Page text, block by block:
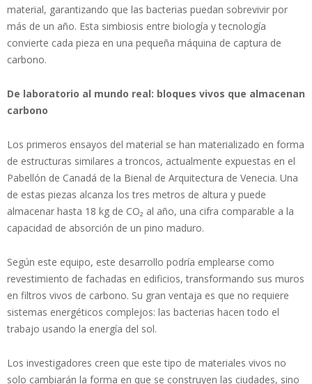
material, garantizando que las bacterias puedan sobrevivir por
más de un año. Esta simbiosis entre biología y tecnología
convierte cada pieza en una pequeña máquina de captura de
carbono.
De laboratorio al mundo real: bloques vivos que almacenan
carbono
Los primeros ensayos del material se han materializado en forma
de estructuras similares a troncos, actualmente expuestas en el
Pabellón de Canadá de la Bienal de Arquitectura de Venecia. Una
de estas piezas alcanza los tres metros de altura y puede
almacenar hasta 18 kg de CO₂ al año, una cifra comparable a la
capacidad de absorción de un pino maduro.
Según este equipo, este desarrollo podría emplearse como
revestimiento de fachadas en edificios, transformando sus muros
en filtros vivos de carbono. Su gran ventaja es que no requiere
sistemas energéticos complejos: las bacterias hacen todo el
trabajo usando la energía del sol.
Los investigadores creen que este tipo de materiales vivos no
solo cambiarán la forma en que se construyen las ciudades, sino